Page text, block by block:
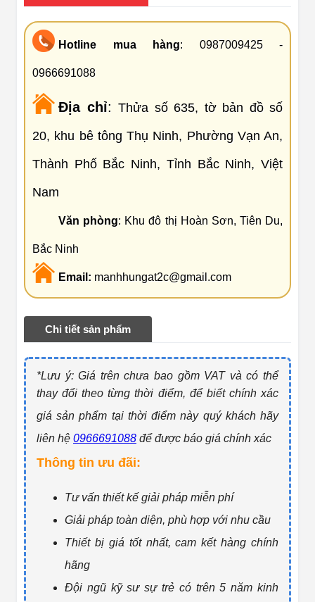
Hotline mua hàng: 0987009425 -
0966691088
Địa chỉ: Thửa số 635, tờ bản đồ số
20, khu bê tông Thụ Ninh, Phường Vạn An,
Thành Phố Bắc Ninh, Tỉnh Bắc Ninh, Việt
Nam
Văn phòng: Khu đô thị Hoàn Sơn, Tiên Du,
Bắc Ninh
Email: manhhungat2c@gmail.com
Chi tiết sản phẩm
*Lưu ý: Giá trên chưa bao gồm VAT và có thể
thay đổi theo từng thời điểm, để biết chính xác
giá sản phẩm tại thời điểm này quý khách hãy
liên hệ 0966691088 để được báo giá chính xác
Thông tin ưu đãi:
Tư vấn thiết kế giải pháp miễn phí
Giải pháp toàn diện, phù hợp với nhu cầu
Thiết bị giá tốt nhất, cam kết hàng chính
hãng
Đội ngũ kỹ sư sự trẻ có trên 5 năm kinh